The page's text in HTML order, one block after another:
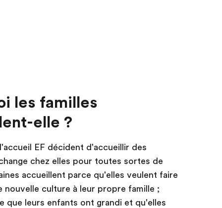
les familles
elle ?
EF décident d'accueillir des
chez elles pour toutes sortes de
accueillent parce qu'elles veulent faire
nouvelle culture à leur propre famille ;
que leurs enfants ont grandi et qu'elles